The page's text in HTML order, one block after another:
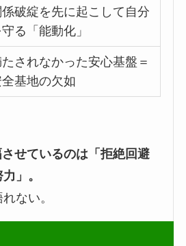
係破綻を先に起こして自分
守る「能動化」
されなかった安心基盤＝
基地の欠如
せているのは「拒絶回避
」。
ない。